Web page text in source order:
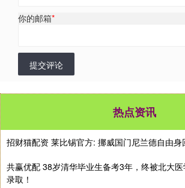
你的邮箱*
提交评论
热点资讯
招财猫配资 莱比锡官方: 挪威国门尼兰德自由
共赢优配 38岁清华毕业生备考3年，终被北大
录取！